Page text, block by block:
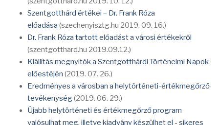
Szentgotthárd értékei – Dr. Frank Róza
előadása (szechenyisztg.hu 2019. 09. 16.)
Dr. Frank Róza tartott előadást a városi értékekről
(szentgotthard.hu 2019.09.12.)
Kiállítás megnyitók a Szentgotthárdi Történelmi Napok
előestéjén (2019. 07. 26.)
Eredményes a városban a helytörténeti-értékmegőrző
tevékenység(2019. 06. 29.)
Újabb helytörténeti és értékmegőrző program
valósulhat meg, illetve kiadvány készülhet el - sikeres